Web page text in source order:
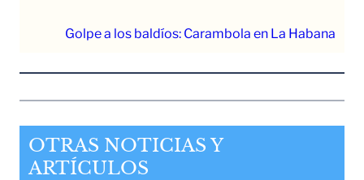
Golpe a los baldíos: Carambola en La Habana
OTRAS NOTICIAS Y
ARTÍCULOS